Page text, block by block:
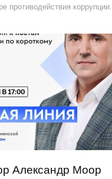
противодействия коррупции.
Александр Моор